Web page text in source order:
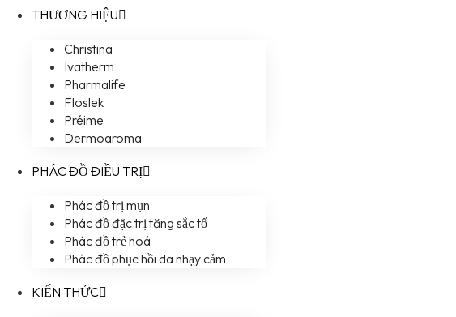
THƯƠNG HIỆU
Christina
Ivatherm
Pharmalife
Floslek
Préime
Dermoaroma
PHÁC ĐỒ ĐIỀU TRỊ
Phác đồ trị mụn
Phác đồ đặc trị tăng sắc tố
Phác đồ trẻ hoá
Phác đồ phục hồi da nhạy cảm
KIẾN THỨC